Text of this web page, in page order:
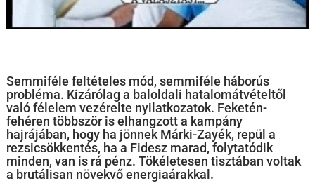
Semmiféle feltételes mód, semmiféle háborús
probléma. Kizárólag a baloldali hatalomátvételtől
való félelem vezérelte nyilatkozatok. Feketén-
fehéren többször is elhangzott a kampány
hajrájában, hogy ha jönnek Márki-Zayék, repül a
rezsicsökkentés, ha a Fidesz marad, folytatódik
minden, van is rá pénz. Tökéletesen tisztában voltak
a brutálisan növekvő energiaárakkal.